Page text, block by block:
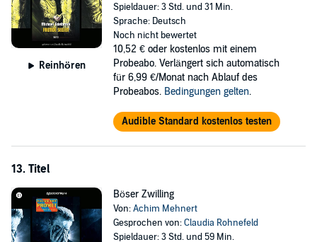
Reinhören
Spieldauer: 3 Std. und 31 Min.
Sprache: Deutsch
Noch nicht bewertet
10,52 € oder kostenlos mit einem
Probeabo. Verlängert sich automatisch
für 6,99 €/Monat nach Ablauf des
Probeabos. Bedingungen gelten.
Audible Standard kostenlos testen
13. Titel
Böser Zwilling
Von:Achim Mehnert
Gesprochen von:Claudia Rohnefeld
Spieldauer: 3 Std. und 59 Min.